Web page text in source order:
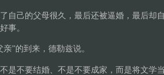
自己的父母很久，最后还被逼婚，最后却
事。
”的到来，德勒兹说。
是不要结婚、不是不要成家，而是将文学